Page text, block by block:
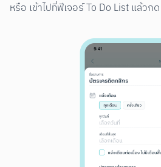
หรือ เข้าไปที่ฟีเจอร์ To Do List แล้วก